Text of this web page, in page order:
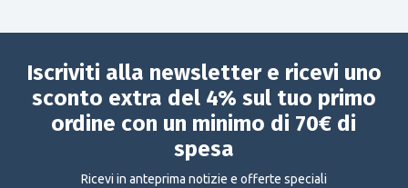
Iscriviti alla newsletter e ricevi uno
sconto extra del 4% sul tuo primo
ordine con un minimo di 70€ di
spesa
Ricevi in anteprima notizie e offerte speciali